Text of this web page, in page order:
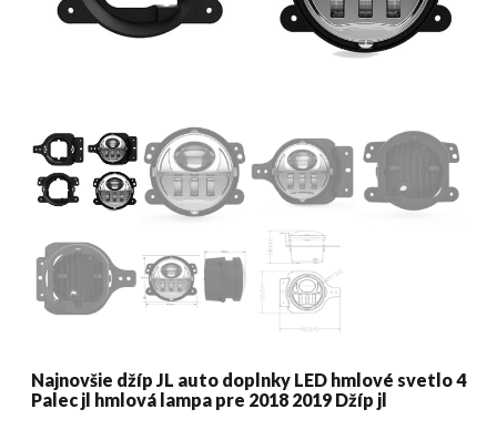
Najnovšie džíp JL auto doplnky LED hmlové svetlo 4
Palec jl hmlová lampa pre 2018 2019 Džíp jl